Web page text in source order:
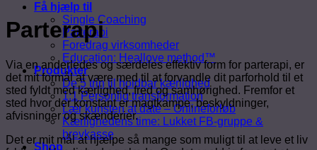
Få hjælp til
Single Coaching
Parterapi
Foredrag virksomheder
Education: Heallove method™
Produkter
De 5 trin til holdbar kærlighed
1:1 Personlig transformation
Lær kunsten at date – Onlineforløb
Kærlighedens time: Lukket FB-gruppe &
brevkasse
Shop
Parterapi
Via en anderledes og særdeles effektiv form for parterapi, er
det mit formål at være med til at forvandle dit parforhold til et
sted fyldt med kærlighed, fred og samhørighed. Fremfor et
sted hvor der konstant er magtkampe, beskyldninger,
afvisninger og skænderier.
Det er mit mål at hjælpe så mange som muligt til at leve et liv